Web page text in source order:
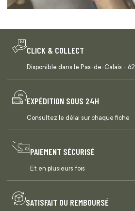
CLICK & COLLECT
Disponible dans le Pas-de-Calais - 62
EXPÉDITION SOUS 24H
Consultez le délai sur chaque fiche
PAIEMENT SÉCURISÉ
Et en plusieurs fois
SATISFAIT OU REMBOURSÉ